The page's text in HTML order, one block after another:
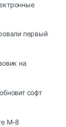
первый
на
софт
М-8